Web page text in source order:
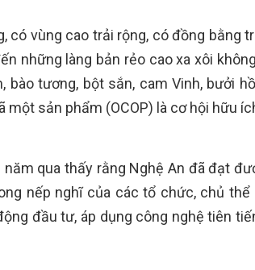
có vùng cao trải rộng, có đồng bằng
những làng bản rẻo cao xa xôi
bào tương, bột sắn, cam Vinh, bưởi
một sản phẩm (OCOP) là cơ hội hữu
năm qua thấy rằng Nghệ An đã đạt
nếp nghĩ của các tổ chức, chủ
đầu tư, áp dụng công nghệ tiên